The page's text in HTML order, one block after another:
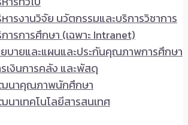
ารงานวิจัย นวัตกรรมและบริการวิชาการ
ารการศึกษา (เฉพาะ Intranet)
บายและแผนและประกันคุณภาพการศึกษา
เงินการคลัง และพัสดุ
นาคุณภาพนักศึกษา
าเทคโนโลยีสารสนเทศ